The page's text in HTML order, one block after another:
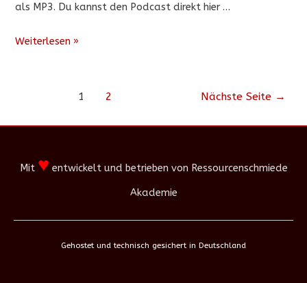
als MP3. Du kannst den Podcast direkt hier …
Die
Wertestrukturen
Podcast
Weiterlesen »
Beitragsnavigation
1 2 Nächste Seite →
Mit ♥ entwickelt und betrieben von Ressourcenschmiede
Akademie
Gehostet und technisch gesichert in Deutschland